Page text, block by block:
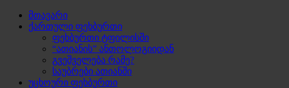
მთავარი
ქართული ფეხბურთი
ფეხბურთი ტფილისში
“ათიანის” ანთოლოგიიდან
გვეშველება რამე?
საუბრები ათიანში
უცხოური ფეხბურთი